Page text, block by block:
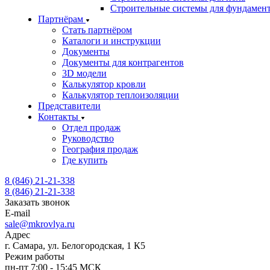
Строительные системы для
Партнёрам
Стать партнёром
Каталоги и инструкции
Документы
Документы для контрагентов
3D модели
Калькулятор кровли
Калькулятор теплоизоляции
Представители
Контакты
Отдел продаж
Руководство
География продаж
Где купить
8 (846) 21-21-338
8 (846) 21-21-338
Заказать звонок
E-mail
sale@mkrovlya.ru
Адрес
г. Самара, ул. Белогородская, 1 К5
Режим работы
пн-пт 7:00 - 15:45 МСК